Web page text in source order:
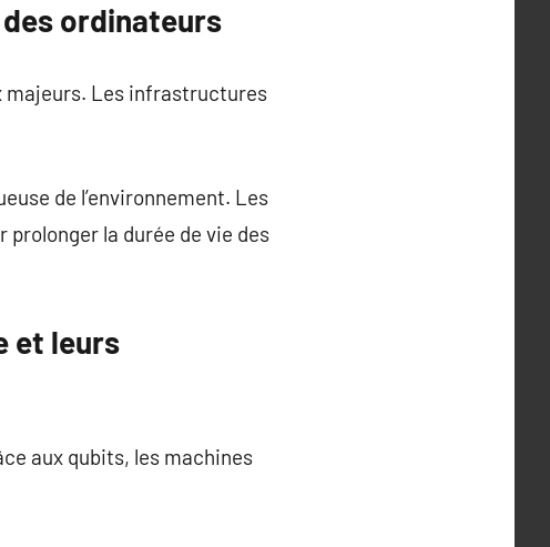
ordinateurs
majeurs. Les infrastructures
de l’environnement. Les
la durée de vie des
et leurs
aux qubits, les machines